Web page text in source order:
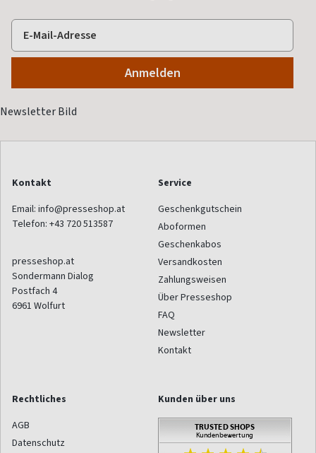
Kontakt
Email: info@presseshop.at
Telefon: +43 720 513587
presseshop.at
Sondermann Dialog
Postfach 4
6961 Wolfurt
Service
Geschenkgutschein
Aboformen
Geschenkabos
Versandkosten
Zahlungsweisen
Über Presseshop
FAQ
Newsletter
Kontakt
Rechtliches
AGB
Datenschutz
Kunden über uns